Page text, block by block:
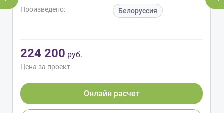
Произведено: Белоруссия
224 200 руб.
Цена за проект
Онлайн расчет